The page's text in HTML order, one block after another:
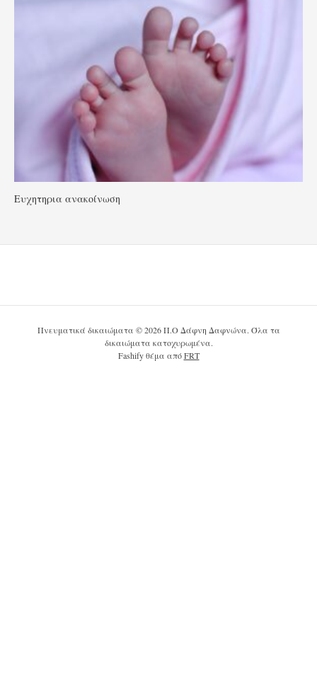
Ευχητηρια ανακοίνωση
Πνευματικά δικαιώματα © 2026 Π.Ο Δάφνη Δαφνώνα. Όλα τα
δικαιώματα κατοχυρωμένα.
Fashify θέμα απόFRT